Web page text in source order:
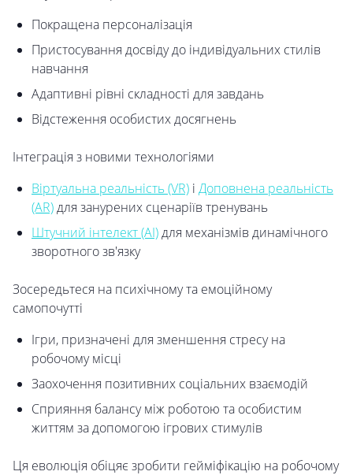
Покращена персоналізація
Пристосування досвіду до індивідуальних стилів
навчання
Адаптивні рівні складності для завдань
Відстеження особистих досягнень
Інтеграція з новими технологіями
Віртуальна реальність (VR) і Доповнена реальність
(AR)для занурених сценаріїв тренувань
Штучний інтелект (AI)для механізмів динамічного
зворотного зв'язку
Зосередьтеся на психічному та емоційному
самопочутті
Ігри, призначені для зменшення стресу на
робочому місці
Заохочення позитивних соціальних взаємодій
Сприяння балансу між роботою та особистим
життям за допомогою ігрових стимулів
Ця еволюція обіцяє зробити гейміфікацію на робочому